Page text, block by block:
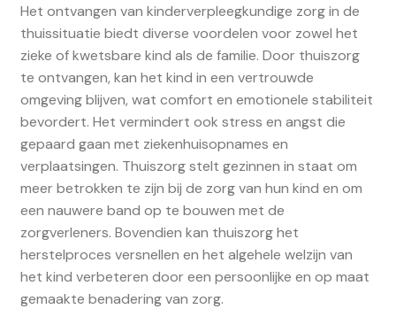
Het ontvangen van kinderverpleegkundige zorg in de
thuissituatie biedt diverse voordelen voor zowel het
zieke of kwetsbare kind als de familie. Door thuiszorg
te ontvangen, kan het kind in een vertrouwde
omgeving blijven, wat comfort en emotionele stabiliteit
bevordert. Het vermindert ook stress en angst die
gepaard gaan met ziekenhuisopnames en
verplaatsingen. Thuiszorg stelt gezinnen in staat om
meer betrokken te zijn bij de zorg van hun kind en om
een nauwere band op te bouwen met de
zorgverleners. Bovendien kan thuiszorg het
herstelproces versnellen en het algehele welzijn van
het kind verbeteren door een persoonlijke en op maat
gemaakte benadering van zorg.